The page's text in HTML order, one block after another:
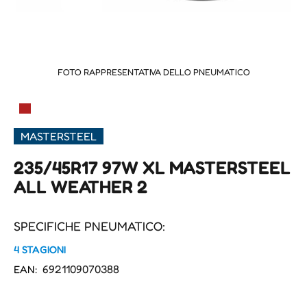
FOTO RAPPRESENTATIVA DELLO PNEUMATICO
▀
MASTERSTEEL
235/45R17 97W XL MASTERSTEEL
ALL WEATHER 2
SPECIFICHE PNEUMATICO:
4 STAGIONI
EAN: 6921109070388